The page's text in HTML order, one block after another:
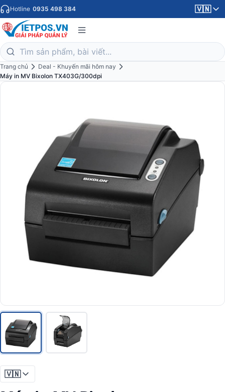
Hotline 0935 498 384 🇻🇳
Trang chủ
Deal - Khuyến mãi hôm nay
Máy in MV Bixolon TX403G/300dpi
🇻🇳